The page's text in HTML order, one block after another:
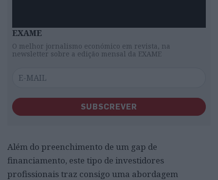
EXAME
O melhor jornalismo económico em revista, na
newsletter sobre a edição mensal da EXAME
SUBSCREVER
Além do preenchimento de um gap de
financiamento, este tipo de investidores
profissionais traz consigo uma abordagem